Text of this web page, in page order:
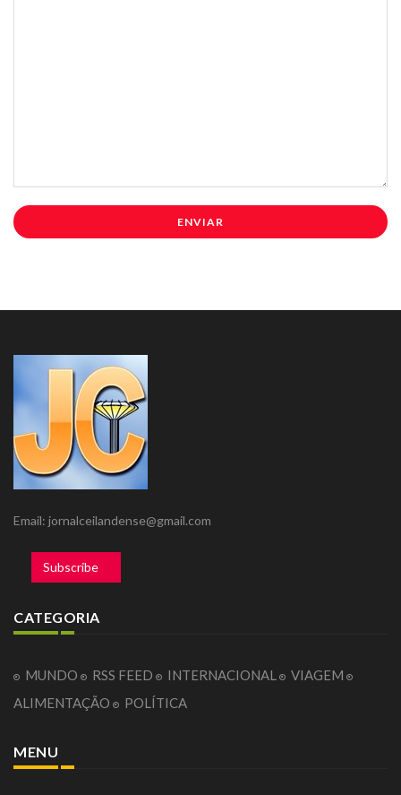
ENVIAR
Email: jornalceilandense@gmail.com
Subscribe
CATEGORIA
MUNDO RSS FEED INTERNACIONAL
VIAGEM
ALIMENTAÇÃO
POLÍTICA
MENU